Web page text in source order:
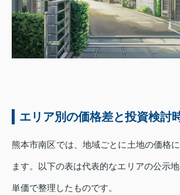
エリア別の価格差と投資検討
熊本市南区では、地域ごとに土地の価格
ます。以下の表は代表的なエリアの公示
単価で整理したものです。